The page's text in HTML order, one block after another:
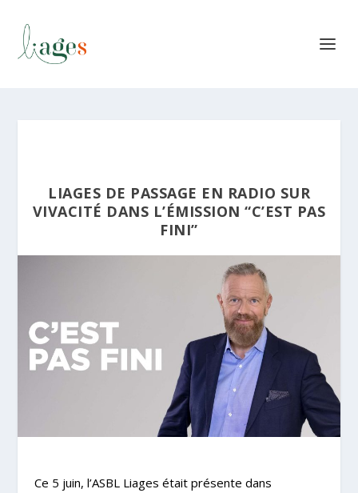
LIAGES DE PASSAGE EN RADIO SUR
VIVACITÉ DANS L’ÉMISSION “C’EST PAS
FINI”
Ce 5 juin, l’ASBL Liages était présente dans